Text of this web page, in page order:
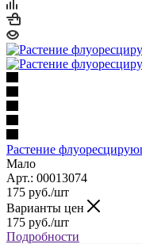
Растение
Мало
Арт.: 00013074
175 руб./шт
Варианты цен
175 руб./шт
Подробности